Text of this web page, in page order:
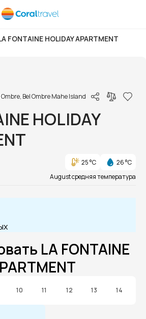
FONTAINE HOLIDAY APARTMENT
Bel Ombre Mahe Island
HOLIDAY
25 °C
26 °C
August средняя температура
LA FONTAINE
10 11 12 13 14